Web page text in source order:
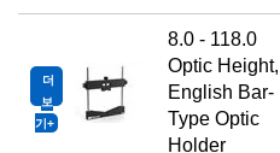
더
보
기
8.0 - 118.0
Optic Height,
English Bar-
Type Optic
Holder